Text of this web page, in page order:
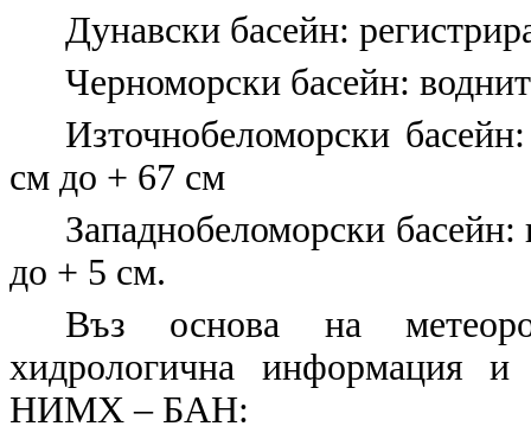
Дунавски басейн:
Черноморски басейн:
Източнобеломорски
см до + 67 см
Западнобеломорски
до + 5 см.
Въз основа на
хидрологична информация и
НИМХ – БАН: